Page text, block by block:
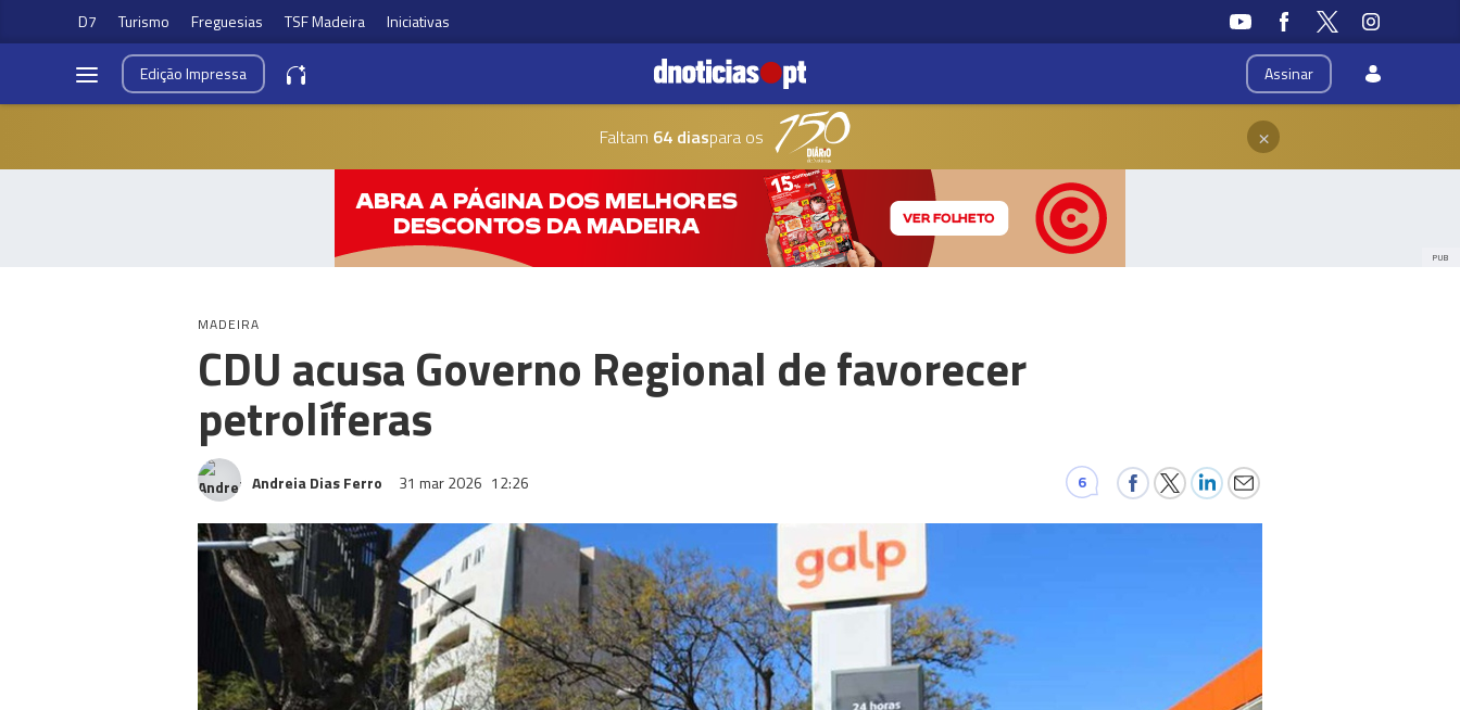
D7 Turismo Freguesias TSF Madeira Iniciativas
Assinar
EdiçãoImpressa
Faltam 64 diaspara os ×
PUB
MADEIRA
CDU acusa Governo Regional de favorecer
petrolíferas
Andreia Dias Ferro 31 mar 2026 12:26 6